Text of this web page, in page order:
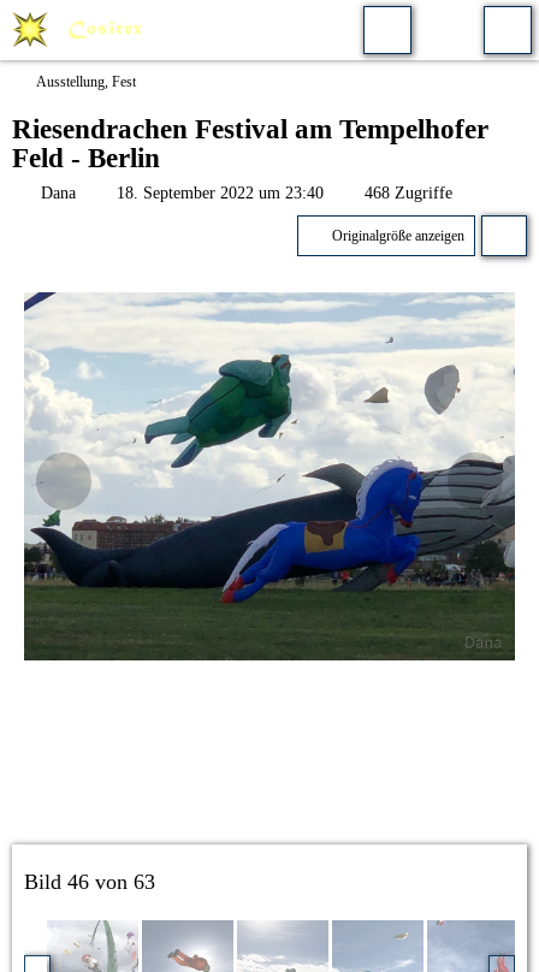
Ausstellung, Fest
Riesendrachen Festival am Tempelhofer
Feld - Berlin
Dana 18. September 2022 um 23:40 468 Zugriffe
Originalgröße anzeigen
Bild 46 von 63